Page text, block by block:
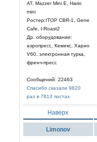
AT, Mazzer Mini E, Hario
mini
Ростер:ITOP CBR-1, Gene
Cafe, I-Roast2
Др. оборудование:
аэропресс, Кемекс, Харио
V60, электронная турка,
френч-пресс
Сообщений: 22463
Спасибо сказали 9820
раз в 7813 постах
Наверх
Limonov